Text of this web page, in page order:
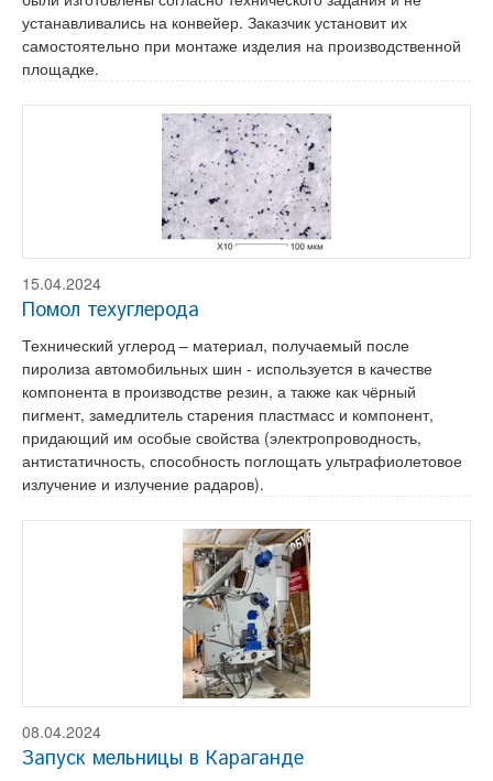
устанавливались на конвейер. Заказчик установит их
самостоятельно при монтаже изделия на производственной
площадке.
15.04.2024
Помол техуглерода
Технический углерод – материал, получаемый после
пиролиза автомобильных шин - используется в качестве
компонента в производстве резин, а также как чёрный
пигмент, замедлитель старения пластмасс и компонент,
придающий им особые свойства (электропроводность,
антистатичность, способность поглощать ультрафиолетовое
излучение и излучение радаров).
08.04.2024
Запуск мельницы в Караганде